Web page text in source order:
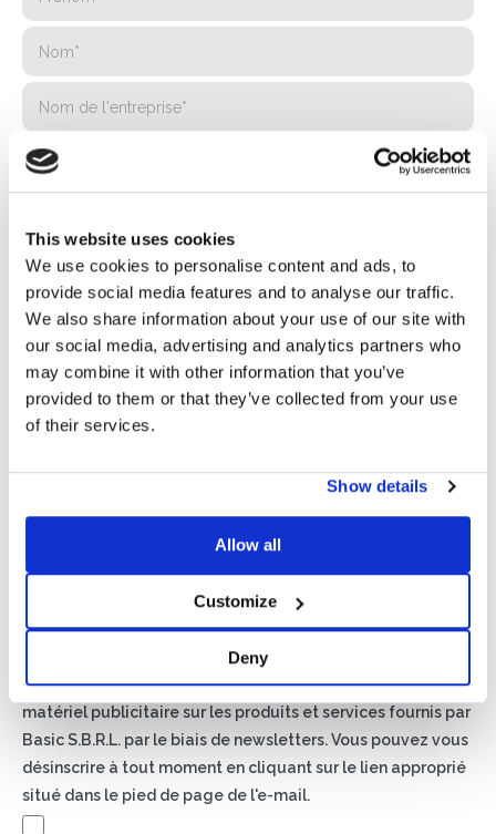
This website uses cookies
We use cookies to personalise content and ads, to
provide social media features and to analyse our traffic.
We also share information about your use of our site with
our social media, advertising and analytics partners who
may combine it with other information that you’ve
provided to them or that they’ve collected from your use
of their services.
Show details
Allow all
Customize
Deny
Politique de confidentialité*
J'autorise le traitement de mes données conformément
politique de confidentialité
En cochant cette case, vous acceptez de recevoir du
matériel publicitaire sur les produits et services fournis par
Basic S.B.R.L. par le biais de newsletters. Vous pouvez vous
désinscrire à tout moment en cliquant sur le lien approprié
situé dans le pied de page de l'e-mail.